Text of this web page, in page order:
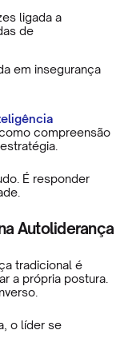
ligada a
de
em insegurança
como compreensão
É responder
Autoliderança
tradicional é
a própria postura.
o líder se